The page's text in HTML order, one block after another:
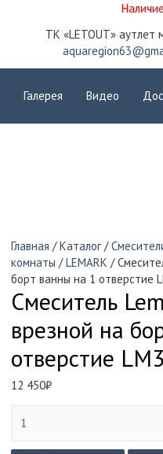
ТК «LETOUT» аутлет
Галерея Видео
Главная /Каталог/
комнаты /LEMARK /
борт ванны на 1 отверстие
Смеситель
врезной на
отверстие
12 450₽
товара
Смеситель